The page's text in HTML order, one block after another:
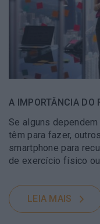
A IMPORTÂNCIA DO
Se alguns
têm para fazer,
smartphone para
de exercício físico
LEIA MAIS